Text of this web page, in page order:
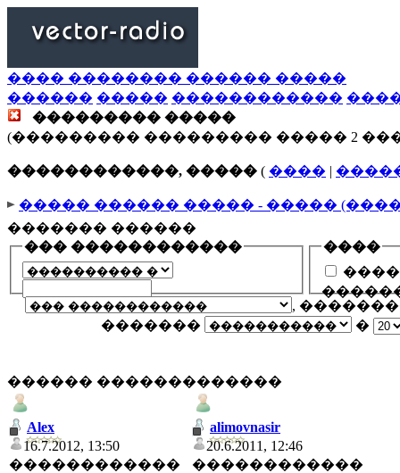
���� �������� ������ �����
������ ����� ������������
��������� �����
(��������� ��������� ����� 2
������������, ����� ( ���� |
����� ������ ����� - �����
������� ������
��� ������������
����
,
�������
�
������ �������������
Alex
16.7.2012, 13:50
������������
alimovnasir
20.6.2011, 12:46
������������